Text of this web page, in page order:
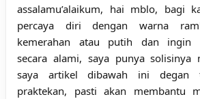
assalamu’alaikum, hai mblo, bagi
percaya diri dengan warna
kemerahan atau putih dan ingin
secara alami, saya punya solisinya
saya artikel dibawah ini degan
praktekan, pasti akan membantu